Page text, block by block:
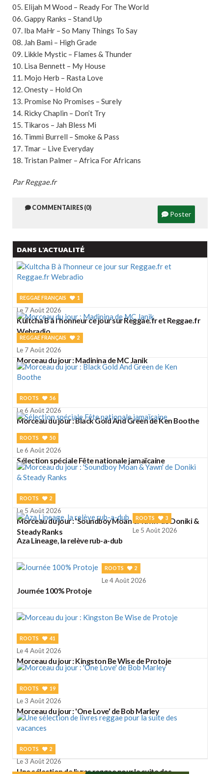
05. Elijah M Wood – Ready For The World
06. Gappy Ranks – Stand Up
07. Iba MaHr – So Many Things To Say
08. Jah Bami – High Grade
09. Likkle Mystic – Flames & Thunder
10. Lisa Bennett – My House
11. Mojo Herb – Rasta Love
12. Onesty – Hold On
13. Promise No Promises – Surely
14. Ricky Chaplin – Don’t Try
15. Tikaros – Jah Bless Mi
16. Timmi Burrell – Smoke & Pass
17. Tmar – Live Everyday
18. Tristan Palmer – Africa For Africans
Par Reggae.fr
COMMENTAIRES (0)
Poster
DANS L'ACTUALITÉ
REGGAE FRANÇAIS 1
Le 7 Août 2026
Kultcha B à l'honneur ce jour sur Reggae.fr et Reggae.fr
Webradio
REGGAE FRANÇAIS 2
Le 7 Août 2026
Morceau du jour : Madinina de MC Janik
ROOTS 56
Le 6 Août 2026
Morceau du jour : Black Gold And Green de Ken Boothe
ROOTS 50
Le 6 Août 2026
Sélection spéciale Fête nationale jamaïcaine
ROOTS 2
Le 5 Août 2026
Morceau du jour : 'Soundboy Moan & Yawn' de Doniki &
Steady Ranks
ROOTS 3
Le 5 Août 2026
Aza Lineage, la relève rub-a-dub
ROOTS 2
Le 4 Août 2026
Journée 100% Protoje
ROOTS 41
Le 4 Août 2026
Morceau du jour : Kingston Be Wise de Protoje
ROOTS 19
Le 3 Août 2026
Morceau du jour : 'One Love' de Bob Marley
ROOTS 2
Le 3 Août 2026
Une sélection de livres reggae pour la suite des